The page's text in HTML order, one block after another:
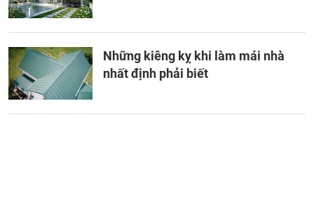
Những kiêng kỵ khi làm mái nhà
nhất định phải biết